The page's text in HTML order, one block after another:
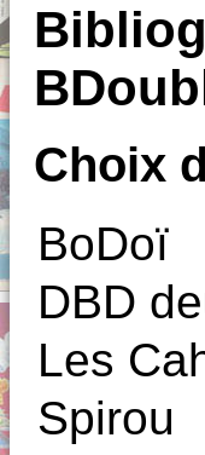
Choix
BoDoï
DBD
Les
Spirou